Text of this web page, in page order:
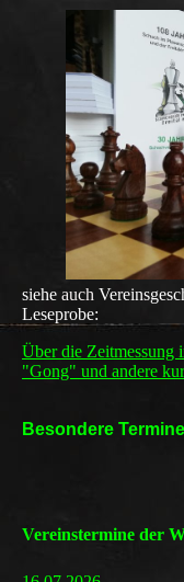
siehe auch
Leseprobe:
Über die Zeitmessung
"Gong" und andere
Besondere Termine
Vereinstermine der